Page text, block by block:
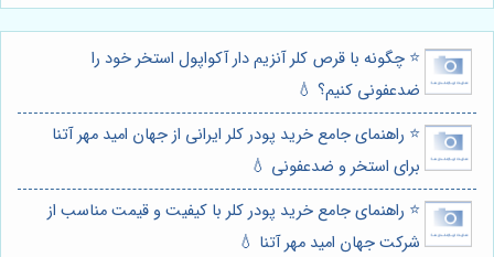
⭐️ چگونه با قرص کلر آنزیم دار آکواپول استخر خود را
ضدعفونی کنیم؟ 💧
⭐️ راهنمای جامع خرید پودر کلر ایرانی از جهان امید مهر آتنا
برای استخر و ضدعفونی 💧
⭐️ راهنمای جامع خرید پودر کلر با کیفیت و قیمت مناسب از
شرکت جهان امید مهر آتنا 💧